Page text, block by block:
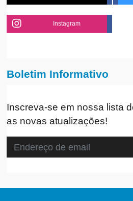
Instagram
Boletim Informativo
Inscreva-se em nossa lista
as novas atualizações!